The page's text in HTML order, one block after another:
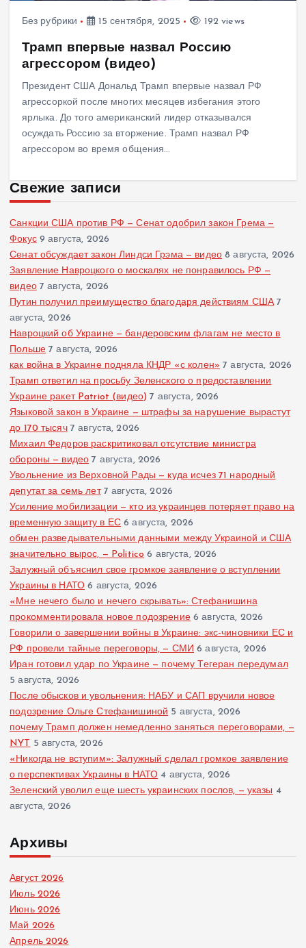
Без рубрики 15 сентября, 2025 192 views
Трамп впервые назвал Россию
агрессором (видео)
Президент США Дональд Трамп впервые назвал РФ
агрессоркой после многих месяцев избегания этого
ярлыка. До того американский лидер отказывался
осуждать Россию за вторжение. Трамп назвал РФ
агрессором во время общения…
Свежие записи
Санкции США против РФ — Сенат одобрил закон Грема —
Фокус 9 августа, 2026
Сенат обсуждает закон Линдси Грэма — видео 8 августа, 2026
Заявление Навроцкого о москалях не понравилось РФ —
видео 7 августа, 2026
Путин получил преимущество благодаря действиям США 7
августа, 2026
Навроцкий об Украине — бандеровским флагам не место в
Польше 7 августа, 2026
как война в Украине подняла КНДР «с колен» 7 августа, 2026
Трамп ответил на просьбу Зеленского о предоставлении
Украине ракет Patriot (видео) 7 августа, 2026
Языковой закон в Украине — штрафы за нарушение вырастут
до 170 тысяч 7 августа, 2026
Михаил Федоров раскритиковал отсутствие министра
обороны — видео 7 августа, 2026
Увольнение из Верховной Рады — куда исчез 71 народный
депутат за семь лет 7 августа, 2026
Усиление мобилизации — кто из украинцев потеряет право на
временную защиту в ЕС 6 августа, 2026
обмен разведывательными данными между Украиной и США
значительно вырос, — Politico 6 августа, 2026
Залужный объяснил свое громкое заявление о вступлении
Украины в НАТО 6 августа, 2026
«Мне нечего было и нечего скрывать»: Стефанишина
прокомментировала новое подозрение 6 августа, 2026
Говорили о завершении войны в Украине: экс-чиновники ЕС и
РФ провели тайные переговоры, — СМИ 6 августа, 2026
Иран готовил удар по Украине — почему Тегеран передумал
5 августа, 2026
После обысков и увольнения: НАБУ и САП вручили новое
подозрение Ольге Стефанишиной 5 августа, 2026
почему Трамп должен немедленно заняться переговорами, —
NYT 5 августа, 2026
«Никогда не вступим»: Залужный сделал громкое заявление
о перспективах Украины в НАТО 4 августа, 2026
Зеленский уволил еще шесть украинских послов, — указы 4
августа, 2026
Архивы
Август 2026
Июль 2026
Июнь 2026
Май 2026
Апрель 2026